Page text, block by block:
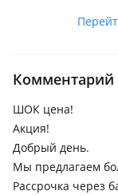
Toyota Caldina
(T19/T21), 1997 -
поколение (T19/T21)
2023 - н.в. XV80,
2001 XV20
V30, 1986 - 1991
Показать
Комментарий
ШОК цена!
Акция!
Добрый день.
Мы предлагаем
Рассрочка через